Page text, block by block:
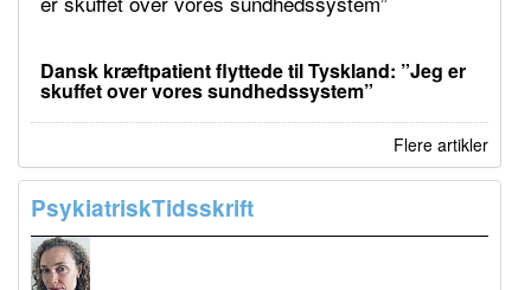
Dansk kræftpatient flyttede til Tyskland: ”Jeg er
skuffet over vores sundhedssystem”
Flere artikler
PsykiatriskTidsskrift